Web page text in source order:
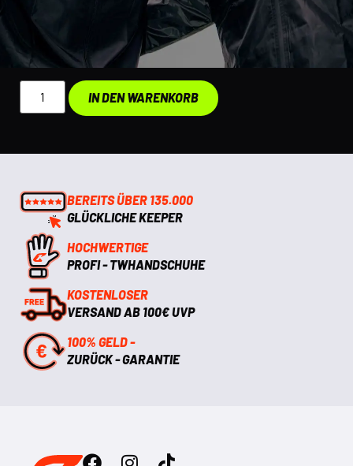
IN DEN WARENKORB
BEREITS ÜBER 135.000
GLÜCKLICHE KEEPER
HOCHWERTIGE
PROFI - TWHANDSCHUHE
KOSTENLOSER
VERSAND AB 100€ UVP
100% GELD -
ZURÜCK - GARANTIE